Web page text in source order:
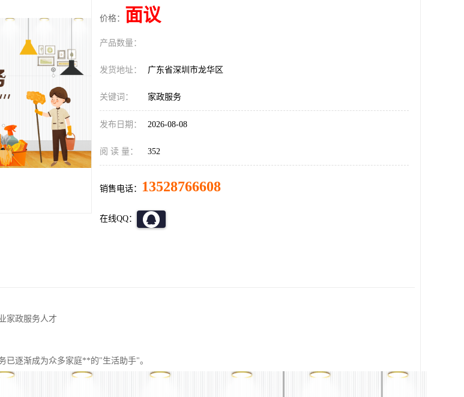
价格： 面议
产品数量：
发货地址： 广东省深圳市龙华区
关键词： 家政服务
发布日期： 2026-08-08
阅 读 量： 352
销售电话： 13528766608
在线QQ：
家政服务人才
已逐渐成为众多家庭**的"生活助手"。